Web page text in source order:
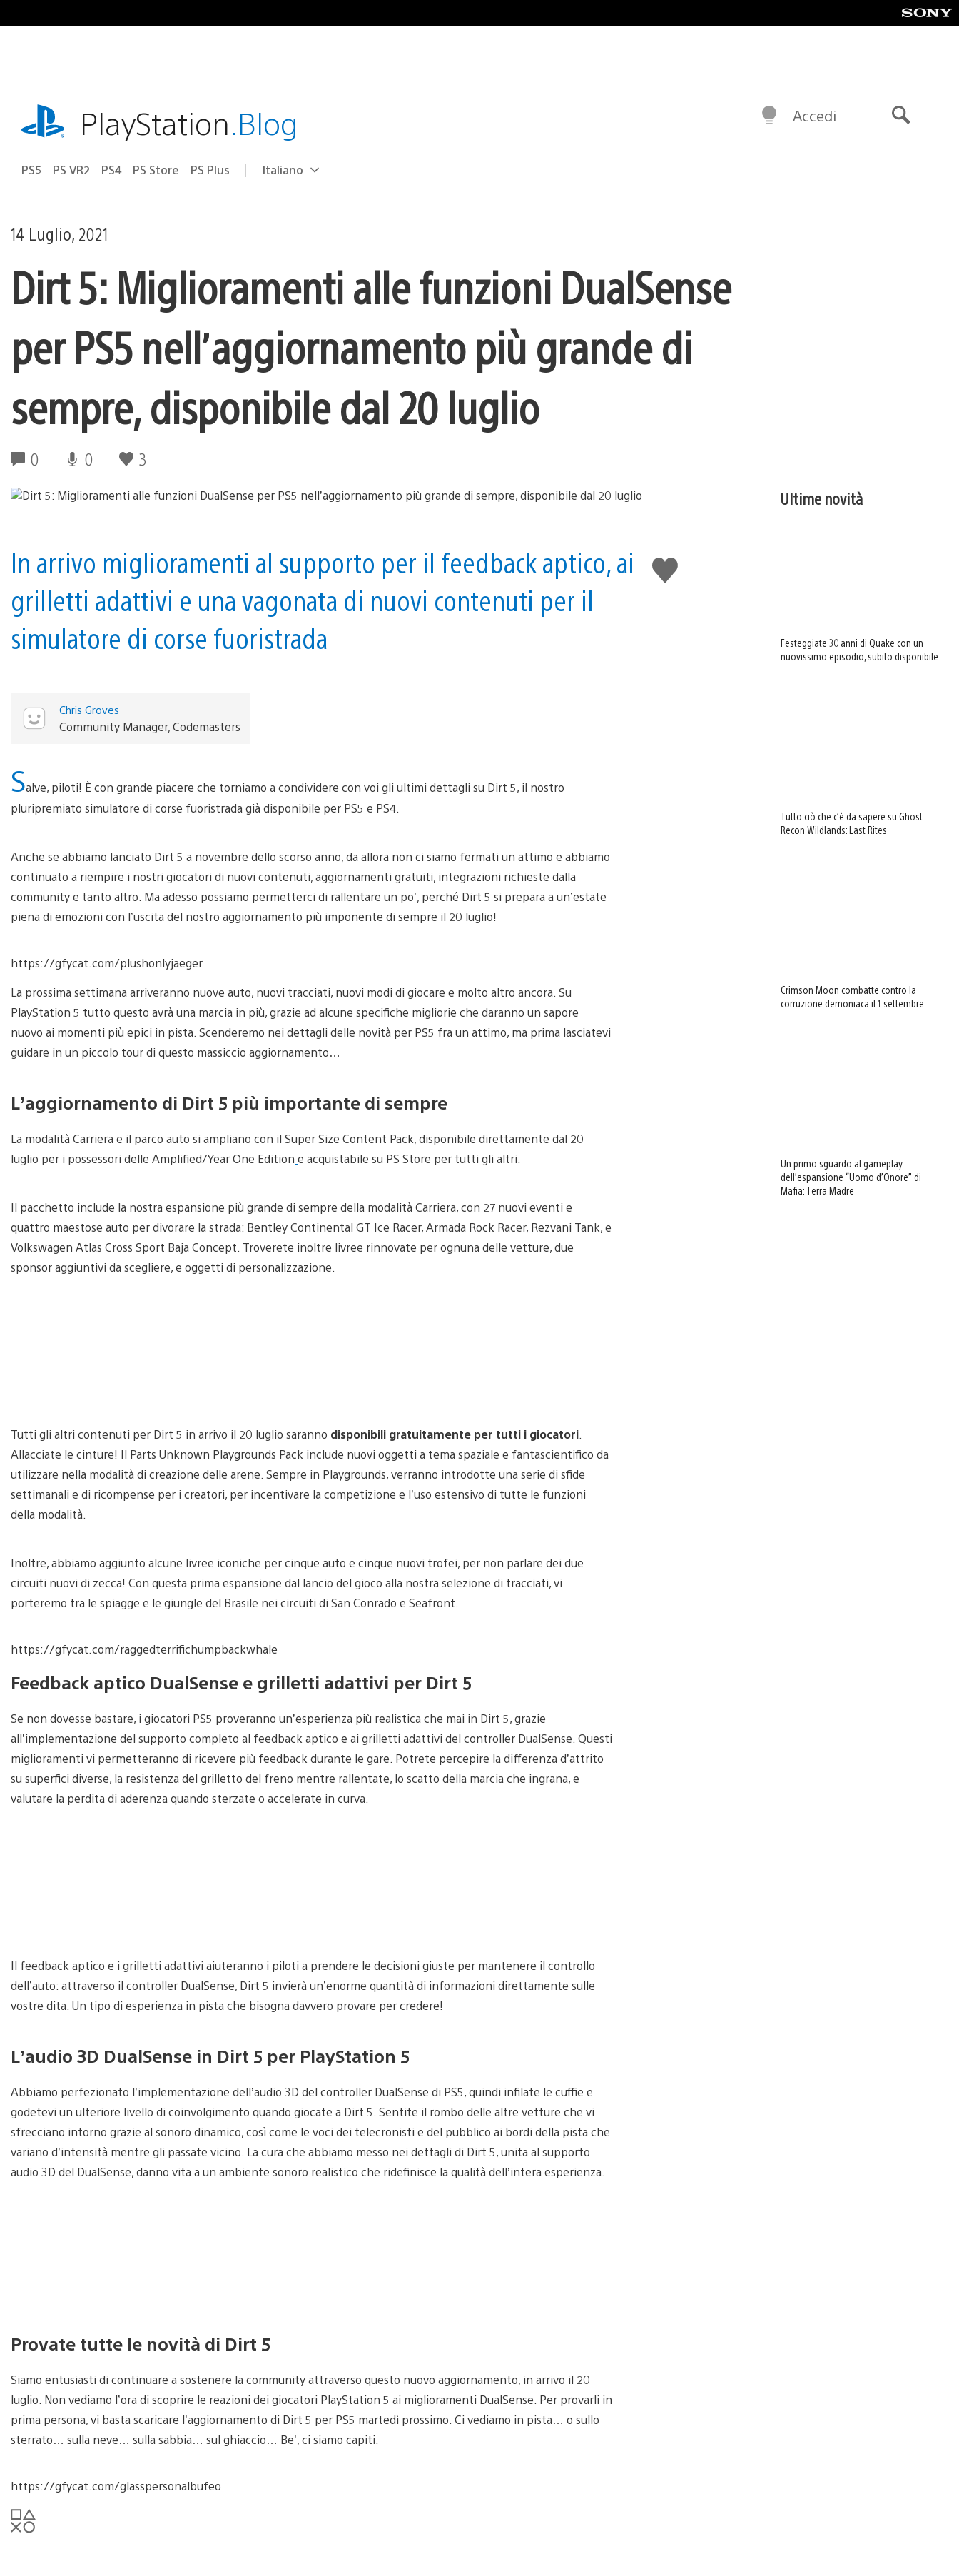
al
playstation.comPlayStation.Blog
PS5 PS VR2 PS4 PS Store PS Plus Seleziona
Regione
Italiano
Accedi
14 Luglio, 2021
Dirt 5: Miglioramenti alle funzioni DualSense
per PS5 nell’aggiornamento più grande di
sempre, disponibile dal 20 luglio
0 0 3
Mi
piace
In arrivo miglioramenti al supporto per il feedback aptico, ai
grilletti adattivi e una vagonata di nuovi contenuti per il
simulatore di corse fuoristrada
Chris Groves
Community Manager, Codemasters
Salve, piloti! È con grande piacere che torniamo a condividere con voi gli ultimi dettagli su Dirt 5, il nostro
pluripremiato simulatore di corse fuoristrada già disponibile per PS5 e PS4.
Anche se abbiamo lanciato Dirt 5 a novembre dello scorso anno, da allora non ci siamo fermati un attimo e abbiamo
continuato a riempire i nostri giocatori di nuovi contenuti, aggiornamenti gratuiti, integrazioni richieste dalla
community e tanto altro. Ma adesso possiamo permetterci di rallentare un po’, perché Dirt 5 si prepara a un’estate
piena di emozioni con l’uscita del nostro aggiornamento più imponente di sempre il 20 luglio!
https://gfycat.com/plushonlyjaeger
La prossima settimana arriveranno nuove auto, nuovi tracciati, nuovi modi di giocare e molto altro ancora. Su
PlayStation 5 tutto questo avrà una marcia in più, grazie ad alcune specifiche migliorie che daranno un sapore
nuovo ai momenti più epici in pista. Scenderemo nei dettagli delle novità per PS5 fra un attimo, ma prima lasciatevi
guidare in un piccolo tour di questo massiccio aggiornamento…
L’aggiornamento di Dirt 5 più importante di sempre
La modalità Carriera e il parco auto si ampliano con il Super Size Content Pack, disponibile direttamente dal 20
luglio per i possessori delle Amplified/Year One Edition e acquistabile su PS Store per tutti gli altri.
Il pacchetto include la nostra espansione più grande di sempre della modalità Carriera, con 27 nuovi eventi e
quattro maestose auto per divorare la strada: Bentley Continental GT Ice Racer, Armada Rock Racer, Rezvani Tank, e
Volkswagen Atlas Cross Sport Baja Concept. Troverete inoltre livree rinnovate per ognuna delle vetture, due
sponsor aggiuntivi da scegliere, e oggetti di personalizzazione.
Tutti gli altri contenuti per Dirt 5 in arrivo il 20 luglio saranno disponibili gratuitamente per tutti i giocatori
Allacciate le cinture! Il Parts Unknown Playgrounds Pack include nuovi oggetti a tema spaziale e fantascientifico da
utilizzare nella modalità di creazione delle arene. Sempre in Playgrounds, verranno introdotte una serie di sfide
settimanali e di ricompense per i creatori, per incentivare la competizione e l’uso estensivo di tutte le funzioni
della modalità.
Inoltre, abbiamo aggiunto alcune livree iconiche per cinque auto e cinque nuovi trofei, per non parlare dei due
circuiti nuovi di zecca! Con questa prima espansione dal lancio del gioco alla nostra selezione di tracciati, vi
porteremo tra le spiagge e le giungle del Brasile nei circuiti di San Conrado e Seafront.
https://gfycat.com/raggedterrifichumpbackwhale
Feedback aptico DualSense e grilletti adattivi per Dirt 5
Se non dovesse bastare, i giocatori PS5 proveranno un’esperienza più realistica che mai in Dirt 5, grazie
all’implementazione del supporto completo al feedback aptico e ai grilletti adattivi del controller DualSense. Questi
miglioramenti vi permetteranno di ricevere più feedback durante le gare. Potrete percepire la differenza d’attrito
su superfici diverse, la resistenza del grilletto del freno mentre rallentate, lo scatto della marcia che ingrana, e
valutare la perdita di aderenza quando sterzate o accelerate in curva.
Il feedback aptico e i grilletti adattivi aiuteranno i piloti a prendere le decisioni giuste per mantenere il controllo
dell’auto: attraverso il controller DualSense, Dirt 5 invierà un’enorme quantità di informazioni direttamente sulle
vostre dita. Un tipo di esperienza in pista che bisogna davvero provare per credere!
L’audio 3D DualSense in Dirt 5 per PlayStation 5
Abbiamo perfezionato l’implementazione dell’audio 3D del controller DualSense di PS5, quindi infilate le cuffie e
godetevi un ulteriore livello di coinvolgimento quando giocate a Dirt 5. Sentite il rombo delle altre vetture che vi
sfrecciano intorno grazie al sonoro dinamico, così come le voci dei telecronisti e del pubblico ai bordi della pista che
variano d’intensità mentre gli passate vicino. La cura che abbiamo messo nei dettagli di Dirt 5, unita al supporto
audio 3D del DualSense, danno vita a un ambiente sonoro realistico che ridefinisce la qualità dell’intera esperienza.
Provate tutte le novità di Dirt 5
Siamo entusiasti di continuare a sostenere la community attraverso questo nuovo aggiornamento, in arrivo il 20
luglio. Non vediamo l’ora di scoprire le reazioni dei giocatori PlayStation 5 ai miglioramenti DualSense. Per provarli in
prima persona, vi basta scaricare l’aggiornamento di Dirt 5 per PS5 martedì prossimo. Ci vediamo in pista… o sullo
sterrato… sulla neve… sulla sabbia… sul ghiaccio… Be’, ci siamo capiti.
https://gfycat.com/glasspersonalbufeo
Ultime novità
Festeggiate 30 anni di Quake con un
nuovissimo episodio, subito disponibile
Tutto ciò che c’è da sapere su Ghost
Recon Wildlands: Last Rites
Crimson Moon combatte contro la
corruzione demoniaca il 1 settembre
Un primo sguardo al gameplay
dell’espansione “Uomo d’Onore” di
Mafia: Terra Madre